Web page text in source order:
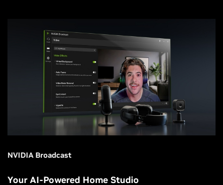
NVIDIA Broadcast
Your AI-Powered Home Studio